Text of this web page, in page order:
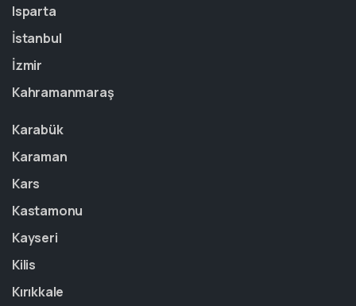
Isparta
İstanbul
İzmir
Kahramanmaraş
Karabük
Karaman
Kars
Kastamonu
Kayseri
Kilis
Kırıkkale